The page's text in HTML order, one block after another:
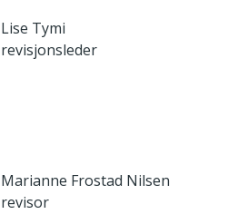
Lise Tymi
revisjonsleder
Marianne Frostad Nilsen
revisor